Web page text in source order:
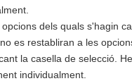
dels quals s'hagin
es restabliran a les
la casella de selecció.
individualment.